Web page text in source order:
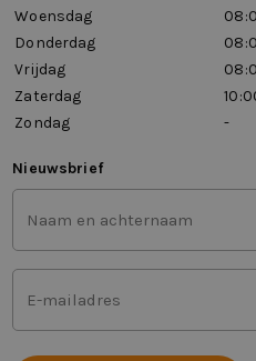
Woensdag
Donderdag
Vrijdag
Zaterdag
Zondag
-
Nieuwsbrief
Voor-
en
achternaam
(Vereist)
Mailadres
(Vereist)